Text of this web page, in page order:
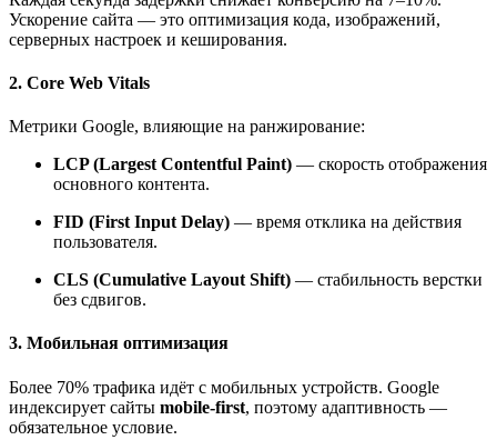
Ускорение сайта — это оптимизация кода, изображений,
серверных настроек и кеширования.
2. Core Web Vitals
Метрики Google, влияющие на ранжирование:
LCP (Largest Contentful Paint) — скорость отображения
основного контента.
FID (First Input Delay) — время отклика на действия
пользователя.
CLS (Cumulative Layout Shift) — стабильность верстки
без сдвигов.
3. Мобильная оптимизация
Более 70% трафика идёт с мобильных устройств. Google
индексирует сайты mobile-first, поэтому адаптивность —
обязательное условие.